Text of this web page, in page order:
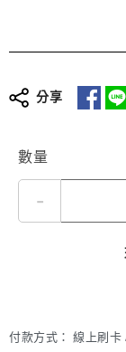
分享
數量
-
付款方式： 線上刷卡